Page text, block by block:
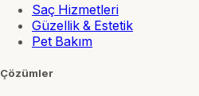
Saç Hizmetleri
Güzellik & Estetik
Pet Bakım
Çözümler